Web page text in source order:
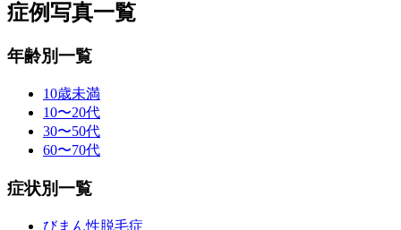
症例写真一覧
年齢別一覧
10歳未満
10〜20代
30〜50代
60〜70代
症状別一覧
びまん性脱毛症